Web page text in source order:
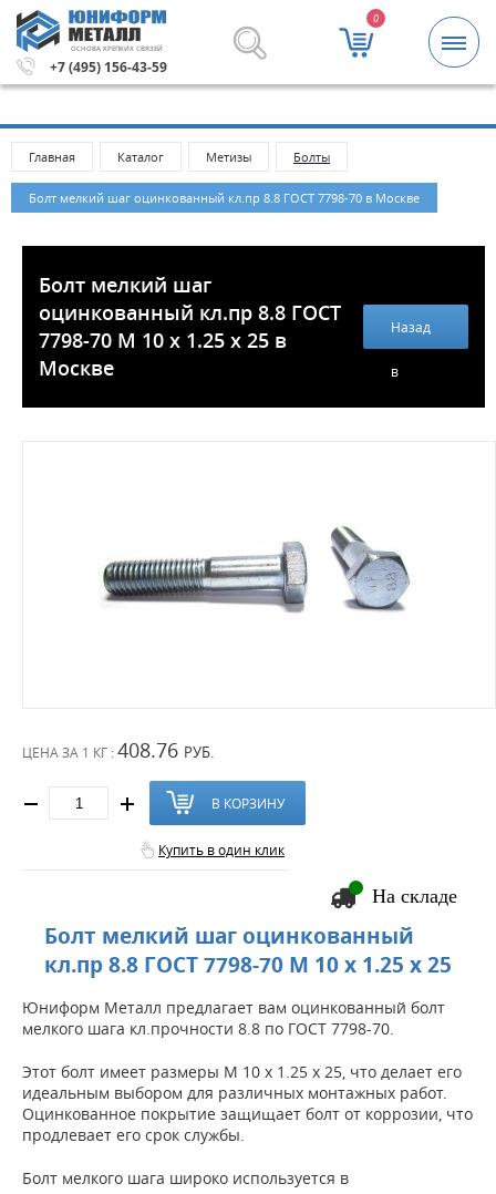
ОСНОВА КРЕПКИХ СВЯЗЕЙ
+7 (495) 156-43-59
0
Метизы и крепежные изделия оптом.
Главная Каталог Метизы Болты
Болт мелкий шаг оцинкованный кл.пр 8.8 ГОСТ 7798-70 в Москве
Болт мелкий шаг
оцинкованный кл.пр 8.8 ГОСТ
7798-70 М 10 х 1.25 х 25 в
Москве
Назад
в
ЦЕНА ЗА 1 КГ : 408.76 РУБ.
В КОРЗИНУ
Купить в один клик
На складе
Болт мелкий шаг оцинкованный
кл.пр 8.8 ГОСТ 7798-70 М 10 х 1.25 х 25
Юниформ Металл предлагает вам оцинкованный болт
мелкого шага кл.прочности 8.8 по ГОСТ 7798-70.
Этот болт имеет размеры M 10 х 1.25 х 25, что делает его
идеальным выбором для различных монтажных работ.
Оцинкованное покрытие защищает болт от коррозии, что
продлевает его срок службы.
Болт мелкого шага широко используется в